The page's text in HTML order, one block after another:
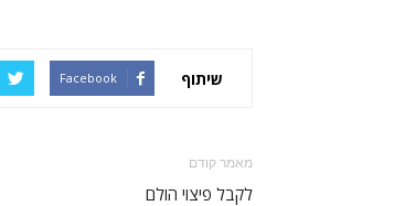
שיתוף Facebook
מאמר קודם
לקבל פיצוי הולם